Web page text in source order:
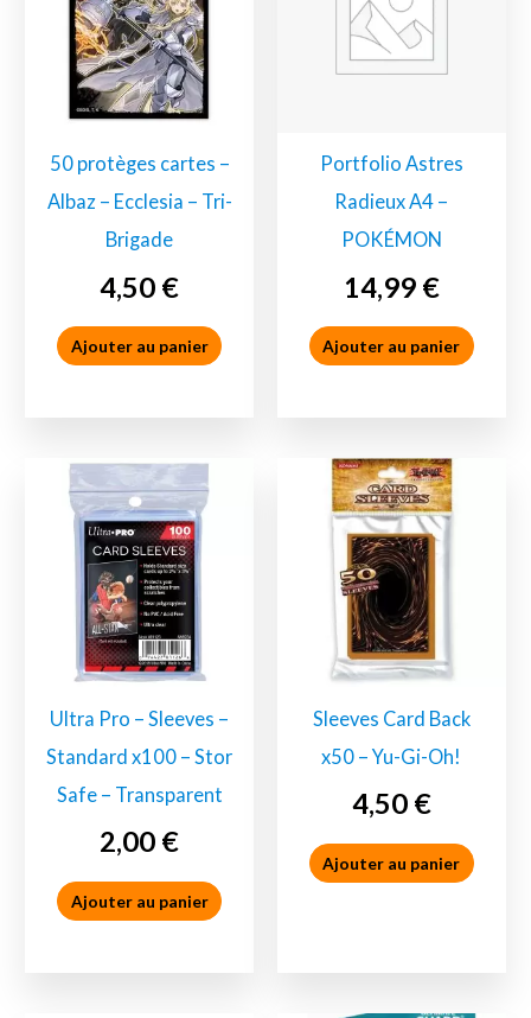
50 protèges cartes –
Albaz – Ecclesia – Tri-
Brigade
4,50 €
Ajouter au panier
Portfolio Astres
Radieux A4 –
POKÉMON
14,99 €
Ajouter au panier
Ultra Pro – Sleeves –
Standard x100 – Stor
Safe – Transparent
2,00 €
Ajouter au panier
Sleeves Card Back
x50 – Yu-Gi-Oh!
4,50 €
Ajouter au panier